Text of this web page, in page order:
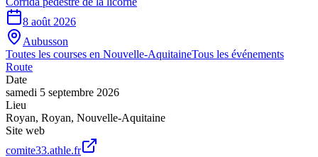
8 août 2026
Aubusson
Toutes les courses en Nouvelle-AquitaineTous les événements
Route
Date
samedi 5 septembre 2026
Lieu
Royan, Royan, Nouvelle-Aquitaine
Site web
comite33.athle.fr